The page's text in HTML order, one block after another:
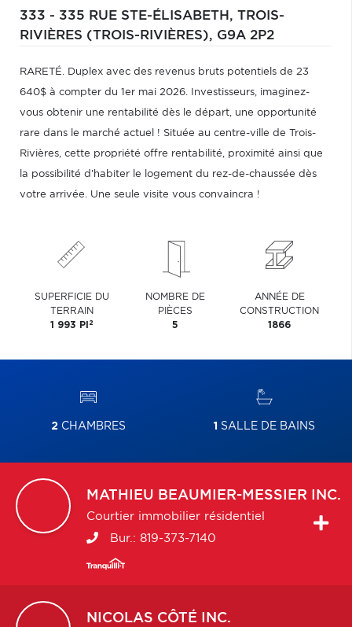
333 - 335 RUE STE-ÉLISABETH, TROIS-
RIVIÈRES (TROIS-RIVIÈRES), G9A 2P2
RARETÉ. Duplex avec des revenus bruts potentiels de 23
640$ à compter du 1er mai 2026. Investisseurs, imaginez-
vous obtenir une rentabilité dès le départ, une opportunité
rare dans le marché actuel ! Située au centre-ville de Trois-
Rivières, cette propriété offre rentabilité, proximité ainsi que
la possibilité d'habiter le logement du rez-de-chaussée dès
votre arrivée. Une seule visite vous convaincra !
SUPERFICIE DU
TERRAIN
1 993 PI 2
NOMBRE DE
PIÈCES
5
ANNÉE DE
CONSTRUCTION
1866
2CHAMBRES 1 SALLE DE BAINS
MATHIEU BEAUMIER-MESSIER INC.
Courtier immobilier résidentiel
Bur.: 819-373-7140
NICOLAS CÔTÉ INC.